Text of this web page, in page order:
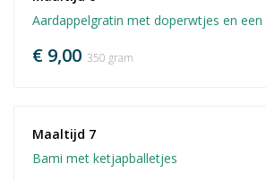
Aardappelgratin met doperwtjes en een
€ 9,00 350 gram
Maaltijd 7
Bami met ketjapballetjes